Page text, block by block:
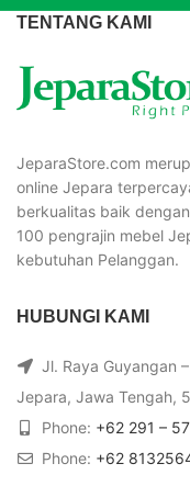
TENTANG KAMI
JeparaStore.com
online Jepara
berkualitas baik
100 pengrajin mebel
kebutuhan Pelanggan.
HUBUNGI KAMI
Jl. Raya Guyangan
Jepara, Jawa Tengah,
Phone: +62 291 –
Phone: +62